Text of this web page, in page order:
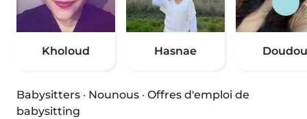
Kholoud Hasnae Doudou
Babysitters · Nounous · Offres d'emploi de
babysitting